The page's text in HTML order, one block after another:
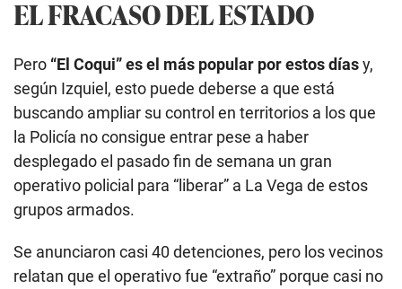
EL FRACASO DEL ESTADO
Pero “El Coqui” es el más popular por estos díasy,
según Izquiel, esto puede deberse a que está
buscando ampliar su control en territorios a los que
la Policía no consigue entrar pese a haber
desplegado el pasado fin de semana un gran
operativo policial para “liberar” a La Vega de estos
grupos armados.
Se anunciaron casi 40 detenciones, pero los vecinos
relatan que el operativo fue “extraño” porque casi no